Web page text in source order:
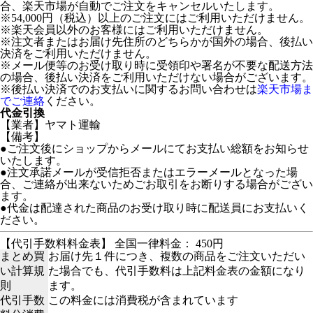
合、楽天市場が自動でご注文をキャンセルいたします。
※54,000円（税込）以上のご注文にはご利用いただけません。
※楽天会員以外のお客様にはご利用いただけません。
※注文者またはお届け先住所のどちらかが国外の場合、後払い
決済をご利用いただけません。
※メール便等のお受け取り時に受領印や署名が不要な配送方法
の場合、後払い決済をご利用いただけない場合がございます。
※後払い決済でのお支払いに関するお問い合わせは楽天市場ま
でご連絡 ください。
代金引換
【業者】ヤマト運輸
【備考】
●ご注文後にショップからメールにてお支払い総額をお知らせ
いたします。
●注文承諾メールが受信拒否またはエラーメールとなった場
合、ご連絡が出来ないためごお取引をお断りする場合がござい
ます。
●代金は配達された商品のお受け取り時に配送員にお支払いく
ださい。
【代引手数料料金表】 全国一律料金： 450円
まとめ買
い計算規
則
お届け先１件につき、複数の商品をご注文いただい
た場合でも、代引手数料は上記料金表の金額になり
ます。
代引手数 この料金には消費税が含まれています